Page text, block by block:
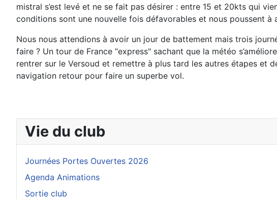
Vie du club
Journées Portes Ouvertes 2026
Agenda Animations
Sortie club
mistral s’est levé et ne se fait pas désirer : entre 15 et 20kts qui
conditions sont une nouvelle fois défavorables et nous poussent à
Nous nous attendions à avoir un jour de battement mais trois
faire ? Un tour de France “express" sachant que la météo
rentrer sur le Versoud et remettre à plus tard les autres étapes et
navigation retour pour faire un superbe vol.